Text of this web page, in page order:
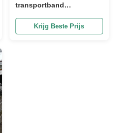
transportband
Elektrische
transportband Hot Joint
Krijg Beste Prijs